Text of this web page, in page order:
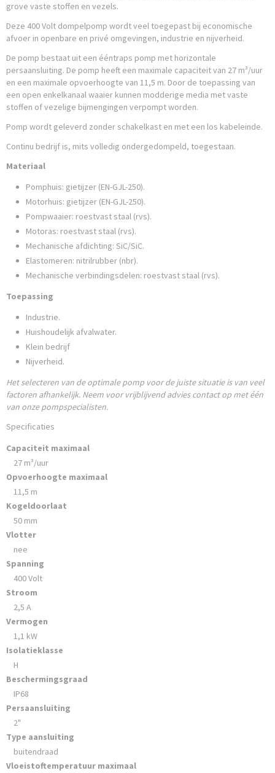
grove vaste stoffen en vezels.
Deze 400 Volt dompelpomp wordt veel toegepast bij economische
afvoer in openbare en privé omgevingen, industrie en nijverheid.
De pomp bestaat uit een ééntraps pomp met horizontale
persaansluiting. De pomp heeft een maximale capaciteit van 27 m³/uur
en een maximale opvoerhoogte van 11,5 m. Door de toepassing van
een open enkelkanaal waaier kunnen modderige media met vaste
stoffen of vezelige bijmengingen verpompt worden.
Pomp wordt geleverd zonder schakelkast en met een los kabeleinde.
Continu bedrijf is, mits volledig ondergedompeld, toegestaan.
Materiaal
Pomphuis: gietijzer (EN-GJL-250).
Motorhuis: gietijzer (EN-GJL-250).
Pompwaaier: roestvast staal (rvs).
Motoras: roestvast staal (rvs).
Mechanische afdichting: SiC/SiC.
Elastomeren: nitrilrubber (nbr).
Mechanische verbindingsdelen: roestvast staal (rvs).
Toepassing
Industrie.
Huishoudelijk afvalwater.
Klein bedrijf
Nijverheid.
Het selecteren van de optimale pomp voor de juiste situatie is van veel
factoren afhankelijk. Neem voor vrijblijvend advies contact op met één
van onze pompspecialisten.
Specificaties
Capaciteit maximaal
27 m³/uur
Opvoerhoogte maximaal
11,5 m
Kogeldoorlaat
50 mm
Vlotter
nee
Spanning
400 Volt
Stroom
2,5 A
Vermogen
1,1 kW
Isolatieklasse
H
Beschermingsgraad
IP68
Persaansluiting
2"
Type aansluiting
buitendraad
Vloeistoftemperatuur maximaal